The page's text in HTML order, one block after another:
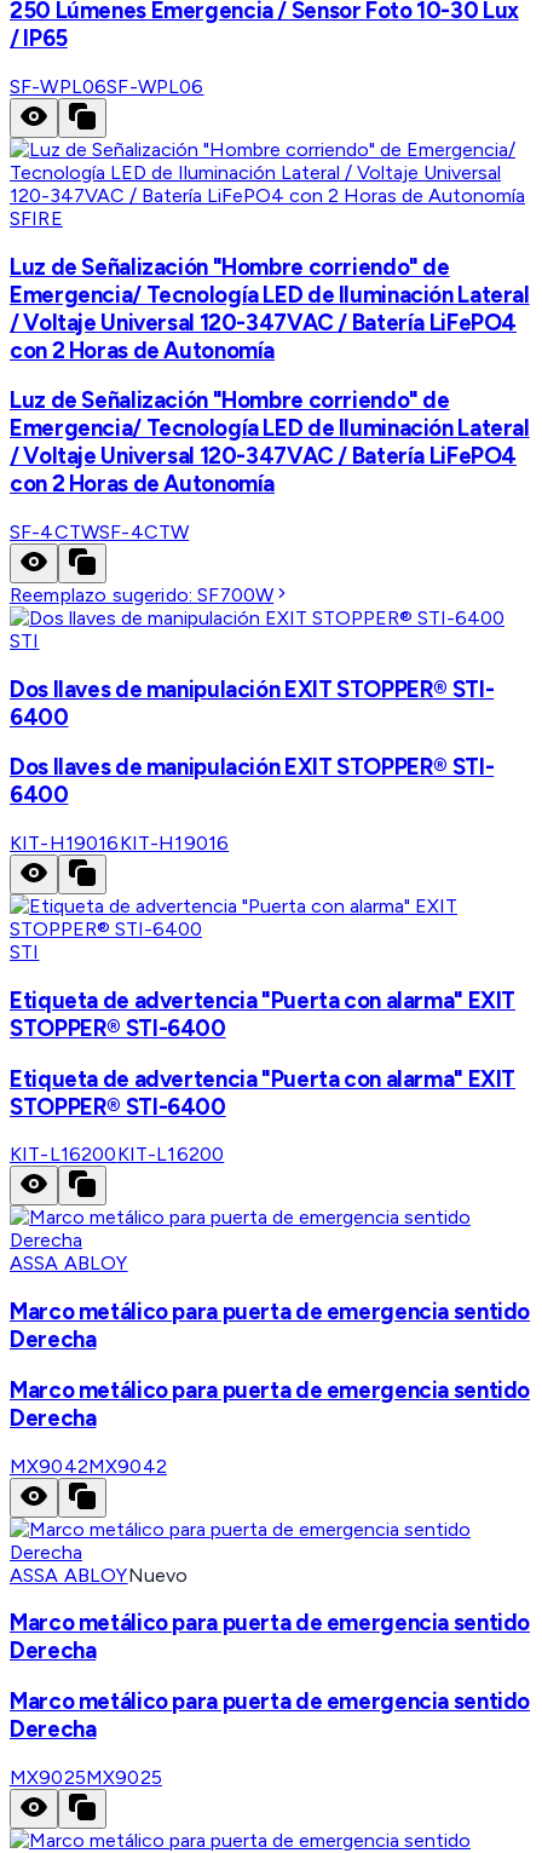
250 Lúmenes Emergencia / Sensor Foto 10-30 Lux
/ IP65
SF-WPL06SF-WPL06
SFIRE
Luz de Señalización "Hombre corriendo" de
Emergencia/ Tecnología LED de Iluminación Lateral
/ Voltaje Universal 120-347VAC / Batería LiFePO4
con 2 Horas de Autonomía
Luz de Señalización "Hombre corriendo" de
Emergencia/ Tecnología LED de Iluminación Lateral
/ Voltaje Universal 120-347VAC / Batería LiFePO4
con 2 Horas de Autonomía
SF-4CTWSF-4CTW
Reemplazo sugerido:SF700W
STI
Dos llaves de manipulación EXIT STOPPER® STI-
6400
Dos llaves de manipulación EXIT STOPPER® STI-
6400
KIT-H19016KIT-H19016
STI
Etiqueta de advertencia "Puerta con alarma" EXIT
STOPPER® STI-6400
Etiqueta de advertencia "Puerta con alarma" EXIT
STOPPER® STI-6400
KIT-L16200KIT-L16200
ASSA ABLOY
Marco metálico para puerta de emergencia sentido
Derecha
Marco metálico para puerta de emergencia sentido
Derecha
MX9042MX9042
ASSA ABLOYNuevo
Marco metálico para puerta de emergencia sentido
Derecha
Marco metálico para puerta de emergencia sentido
Derecha
MX9025MX9025